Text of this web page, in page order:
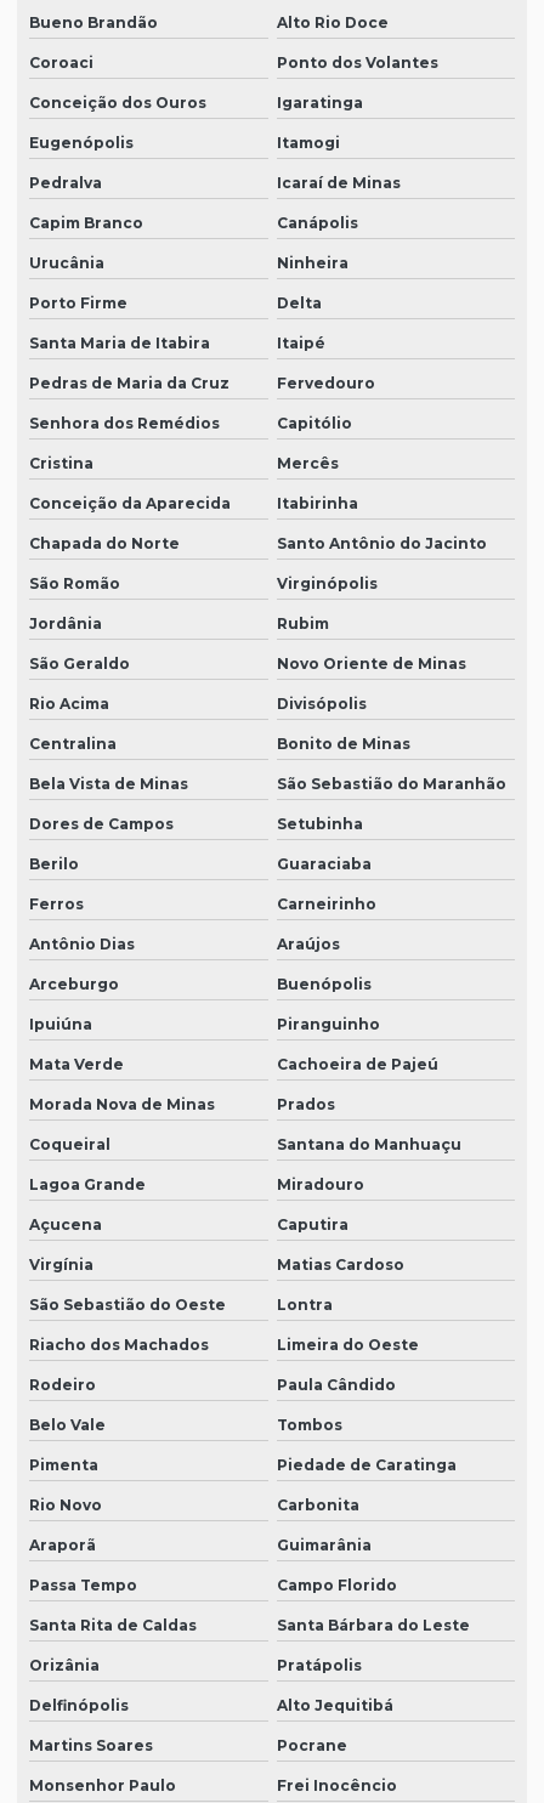
Bueno Brandão Alto Rio Doce
Coroaci Ponto dos Volantes
Conceição dos Ouros Igaratinga
Eugenópolis Itamogi
Pedralva Icaraí de Minas
Capim Branco Canápolis
Urucânia Ninheira
Porto Firme Delta
Santa Maria de Itabira Itaipé
Pedras de Maria da Cruz Fervedouro
Senhora dos Remédios Capitólio
Cristina Mercês
Conceição da Aparecida Itabirinha
Chapada do Norte Santo Antônio do Jacinto
São Romão Virginópolis
Jordânia Rubim
São Geraldo Novo Oriente de Minas
Rio Acima Divisópolis
Centralina Bonito de Minas
Bela Vista de Minas São Sebastião do Maranhão
Dores de Campos Setubinha
Berilo Guaraciaba
Ferros Carneirinho
Antônio Dias Araújos
Arceburgo Buenópolis
Ipuiúna Piranguinho
Mata Verde Cachoeira de Pajeú
Morada Nova de Minas Prados
Coqueiral Santana do Manhuaçu
Lagoa Grande Miradouro
Açucena Caputira
Virgínia Matias Cardoso
São Sebastião do Oeste Lontra
Riacho dos Machados Limeira do Oeste
Rodeiro Paula Cândido
Belo Vale Tombos
Pimenta Piedade de Caratinga
Rio Novo Carbonita
Araporã Guimarânia
Passa Tempo Campo Florido
Santa Rita de Caldas Santa Bárbara do Leste
Orizânia Pratápolis
Delfinópolis Alto Jequitibá
Martins Soares Pocrane
Monsenhor Paulo Frei Inocêncio